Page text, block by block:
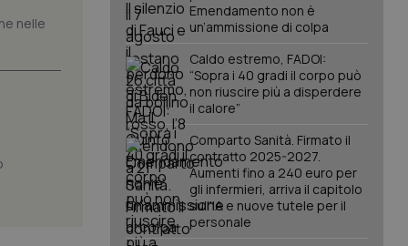
nelle
Emendamento non è
un’ammissione di colpa
Caldo estremo, FADOI:
“Sopra i 40 gradi il corpo può
non riuscire più a disperdere
il calore”
Comparto Sanità. Firmato il
contratto 2025-2027.
Aumenti fino a 240 euro per
gli infermieri, arriva il capitolo
sull'IA e nuove tutele per il
personale
sulle pagine
memorizzare le
per la loro
sul consenso
che le loro
future.